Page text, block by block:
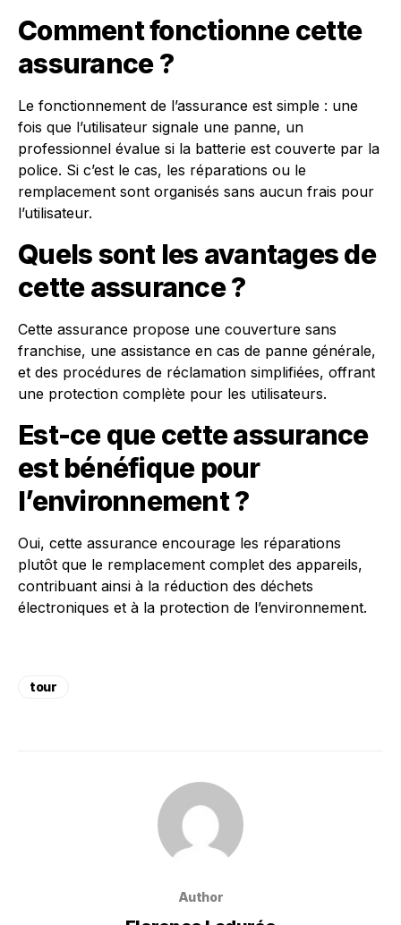
Comment fonctionne cette
assurance ?
Le fonctionnement de l’assurance est simple : une
fois que l’utilisateur signale une panne, un
professionnel évalue si la batterie est couverte par la
police. Si c’est le cas, les réparations ou le
remplacement sont organisés sans aucun frais pour
l’utilisateur.
Quels sont les avantages de
cette assurance ?
Cette assurance propose une couverture sans
franchise, une assistance en cas de panne générale,
et des procédures de réclamation simplifiées, offrant
une protection complète pour les utilisateurs.
Est-ce que cette assurance
est bénéfique pour
l’environnement ?
Oui, cette assurance encourage les réparations
plutôt que le remplacement complet des appareils,
contribuant ainsi à la réduction des déchets
électroniques et à la protection de l’environnement.
tour
Author